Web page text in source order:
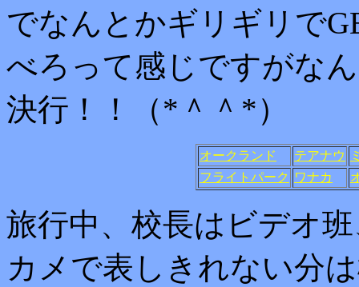
でなんとかギリギリで
べろって感じですがな
決行！！（*＾＾*）
オークランド テアナウ
フライトパーク ワナカ
旅行中、校長はビデオ
カメで表しきれない分